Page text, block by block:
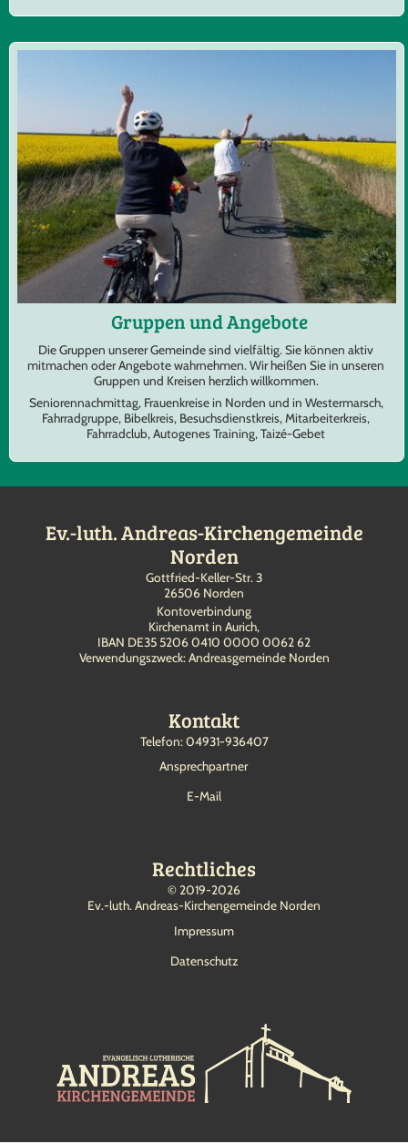
Gruppen und Angebote
Die Gruppen unserer Gemeinde sind vielfältig. Sie können aktiv
mitmachen oder Angebote wahrnehmen. Wir heißen Sie in unseren
Gruppen und Kreisen herzlich willkommen.
Seniorennachmittag, Frauenkreise in Norden und in Westermarsch,
Fahrradgruppe, Bibelkreis, Besuchsdienstkreis, Mitarbeiterkreis,
Fahrradclub, Autogenes Training, Taizé-Gebet
Ev.-luth. Andreas-Kirchengemeinde
Norden
Gottfried-Keller-Str. 3
26506 Norden
Kontoverbindung
Kirchenamt in Aurich,
IBAN DE35 5206 0410 0000 0062 62
Verwendungszweck: Andreasgemeinde Norden
Kontakt
Telefon: 04931-936407
Ansprechpartner
E-Mail
Rechtliches
©2019-2026
Ev.-luth. Andreas-Kirchengemeinde Norden
Impressum
Datenschutz